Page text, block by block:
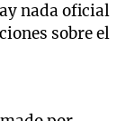
nada oficial
sobre el